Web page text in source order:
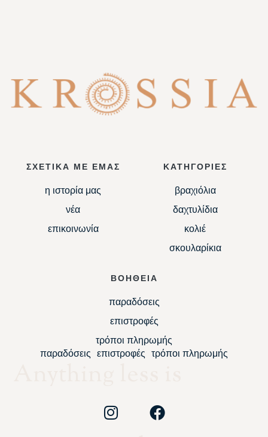
ΣΧΕΤΙΚΑ ΜΕ ΕΜΑΣ
η ιστορία μας
νέα
επικοινωνία
ΚΑΤΗΓΟΡΙΕΣ
βραχιόλια
δαχτυλίδια
κολιέ
σκουλαρίκια
ΒΟΗΘΕΙΑ
παραδόσεις
επιστροφές
τρόποι πληρωμής
παραδόσεις επιστροφές τρόποι πληρωμής